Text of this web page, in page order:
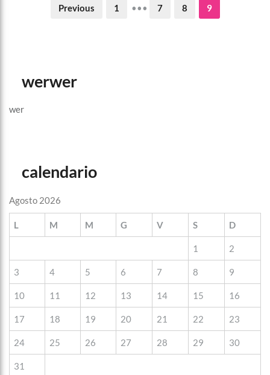
Previous 1 ••• 7 8 9
werwer
wer
calendario
Agosto 2026
L M M G V S D
1 2
3 4 5 6 7 8 9
10 11 12 13 14 15 16
17 18 19 20 21 22 23
24 25 26 27 28 29 30
31